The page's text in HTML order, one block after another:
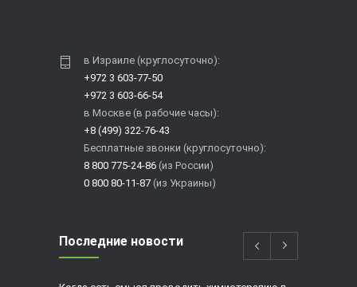
в Израиле (круглосуточно):
+972 3 603-77-50
+972 3 603-66-54
в Москве (в рабочие часы):
+8 (499) 322-76-43
Бесплатные звонки (круглосуточно):
8 800 775-24-86 (из России)
0 800 80-11-87 (из Украины)
Последние новости